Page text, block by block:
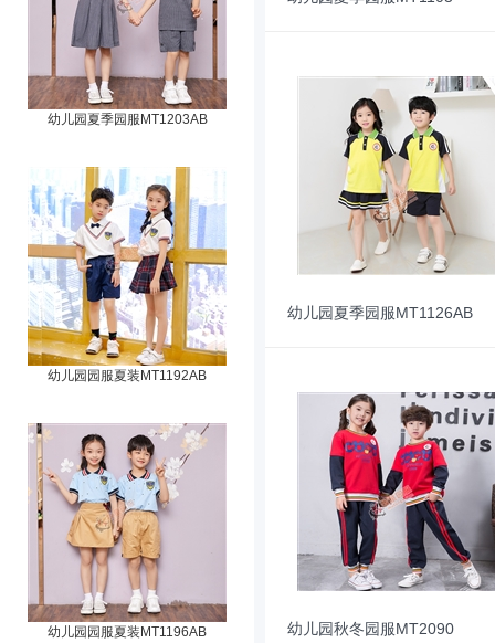
幼儿园夏季园服MT1203AB
幼儿园园服夏装MT1192AB
幼儿园园服夏装MT1196AB
幼儿园夏季园服MT1126AB
幼儿园秋冬园服MT2090